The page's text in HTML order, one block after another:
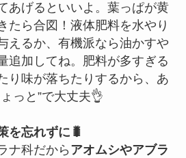
あげるといいよ。葉っぱが黄
たら合図！液体肥料を水やり
えるか、有機派なら油かすや
追加してね。肥料が多すぎる
り味が落ちたりするから、あ
っと”で大丈夫👌
を忘れずに🐛
ナ科だから アオムシやアブラ